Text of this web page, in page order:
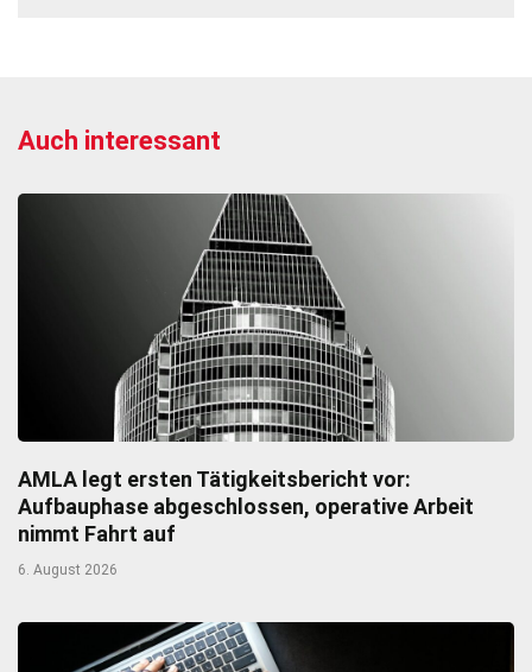
Auch interessant
AMLA legt ersten Tätigkeitsbericht vor:
Aufbauphase abgeschlossen, operative Arbeit
nimmt Fahrt auf
6. August 2026